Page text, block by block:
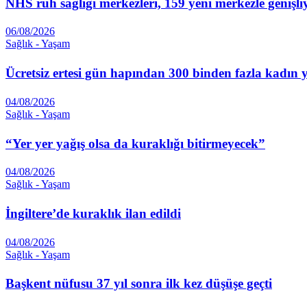
06/08/2026
Sağlık - Yaşam
Ücretsiz ertesi gün hapından 300 binden fazla kadın
04/08/2026
Sağlık - Yaşam
“Yer yer yağış olsa da kuraklığı bitirmeyecek”
04/08/2026
Sağlık - Yaşam
İngiltere’de kuraklık ilan edildi
04/08/2026
Sağlık - Yaşam
Başkent nüfusu 37 yıl sonra ilk kez düşüşe geçti